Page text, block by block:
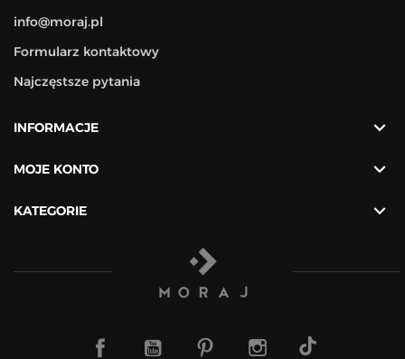
info@moraj.pl
Formularz kontaktowy
Najczęstsze pytania
INFORMACJE 
MOJE KONTO 
KATEGORIE 